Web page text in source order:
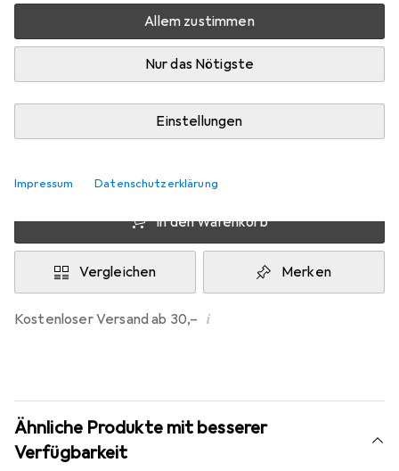
Allem zustimmen
Nur das Nötigste
Einstellungen
Impressum Datenschutzerklärung
Discount
Zwischen Mi, 19.8. und Fr, 21.8. geliefert
6 Stück an Lager beim Lieferanten
Benachrichtigen, wenn schneller verfügbar
Lieferort angeben für genaue Lieferzeit
In den Warenkorb
Vergleichen Merken
Kostenloser Versand ab 30,– i
Ähnliche Produkte mit besserer
Verfügbarkeit